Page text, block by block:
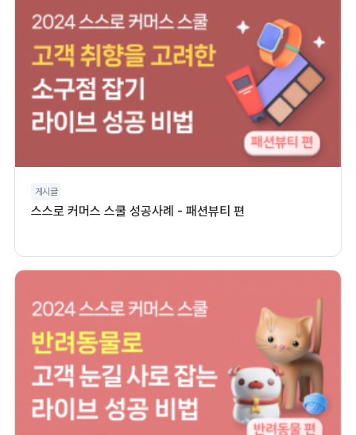
게시글
스스로 커머스 스쿨 성공사례 - 패션뷰티 편